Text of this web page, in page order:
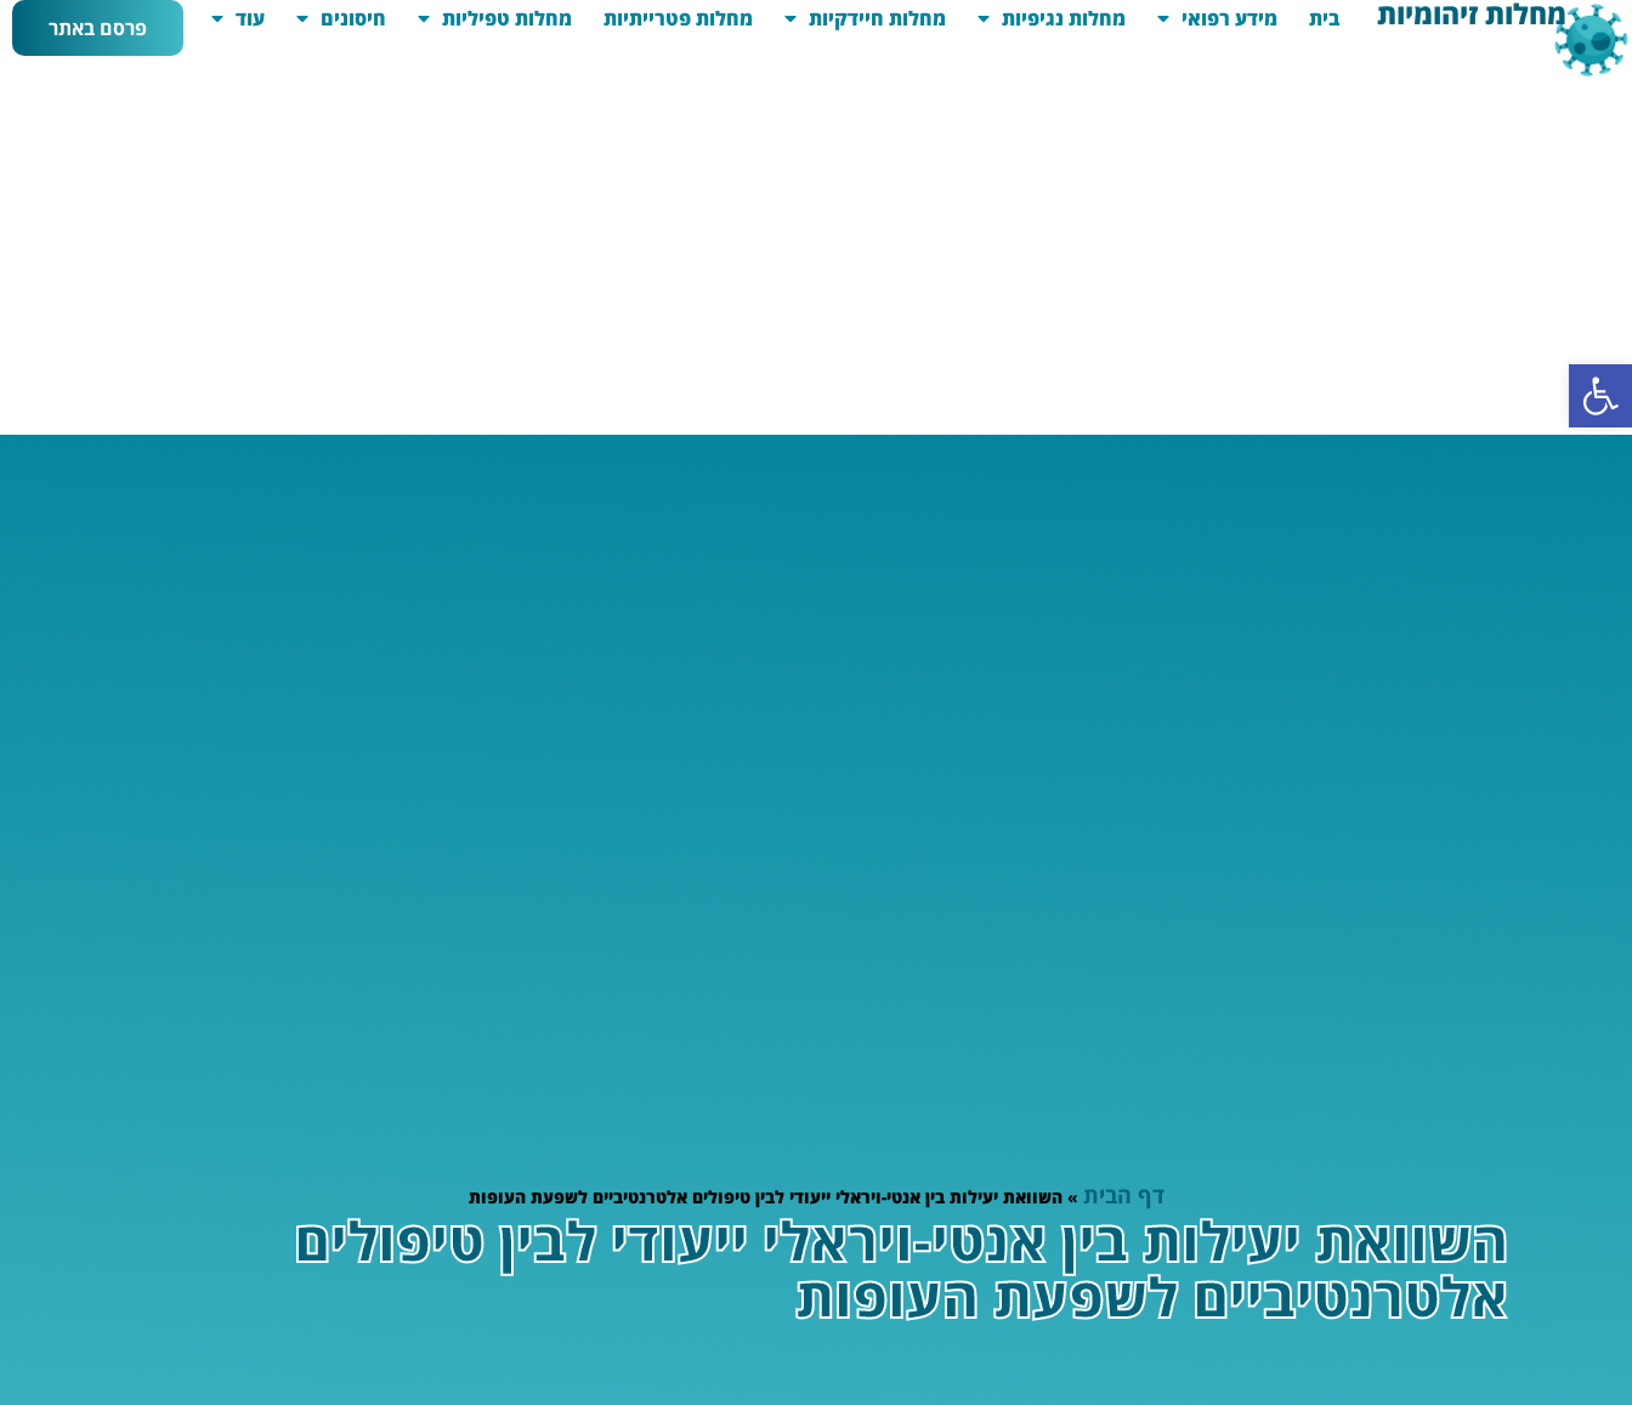
פתח סרגל נגישות
מחלות זיהומיות בית מידע רפואי מחלות נגיפיות מחלות חיידקיות מחלות פטרייתיות מחלות טפיליות חיסונים עוד פרסם באתר
דף הבית »השוואת יעילות בין אנטי-ויראלי ייעודי לבין טיפולים אלטרנטיביים לשפעת העופות
השוואת יעילות בין אנטי-ויראלי ייעודי לבין טיפולים
אלטרנטיביים לשפעת העופות